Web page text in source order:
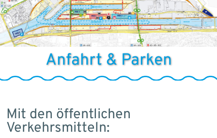
Anfahrt & Parken
Mit den öffentlichen
Verkehrsmitteln: